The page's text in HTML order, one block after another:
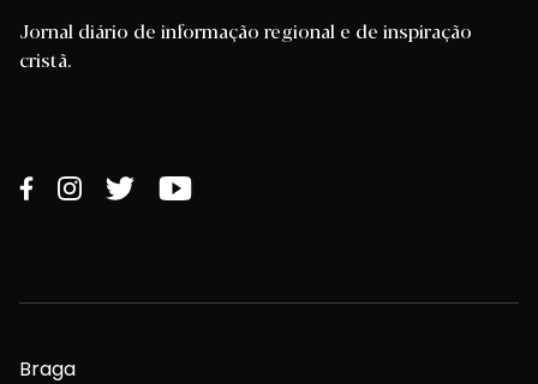
Jornal diário de informação regional e de inspiração
cristã.
Braga